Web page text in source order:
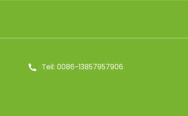
Teil: 0086-13857957906